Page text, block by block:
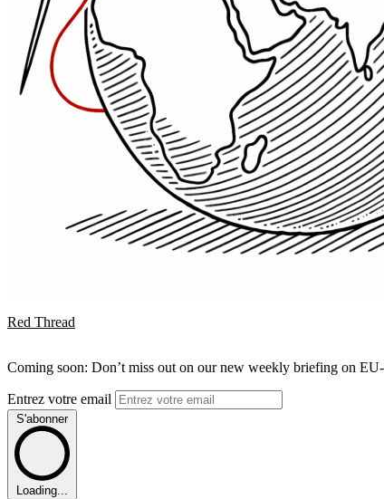
Red Thread
Coming soon: Don’t miss out on our new weekly briefing on
Entrez votre email
S'abonner
Loading...